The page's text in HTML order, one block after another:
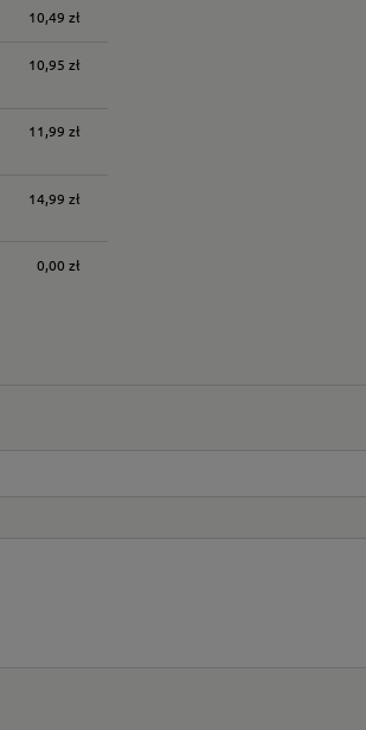
10,49 zł
10,95 zł
11,99 zł
14,99 zł
0,00 zł